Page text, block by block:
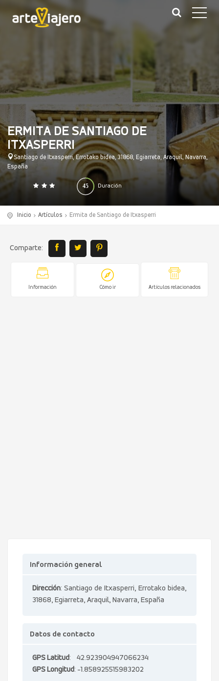
ERMITA DE SANTIAGO DE
ITXASPERRI
Santiago de Itxasperri, Errotako bidea, 31868, Egiarreta, Araquil, Navarra,
España
Duración
45
0 140
Inicio Artículos Ermita de Santiago de Itxasperri
Comparte:
Información Cómo ir Artículos relacionados
Información general
Dirección: Santiago de Itxasperri, Errotako bidea,
31868, Egiarreta, Araquil, Navarra, España
Datos de contacto
GPS Latitud: 42.923904947066234
GPS Longitud: -1.858925515983202